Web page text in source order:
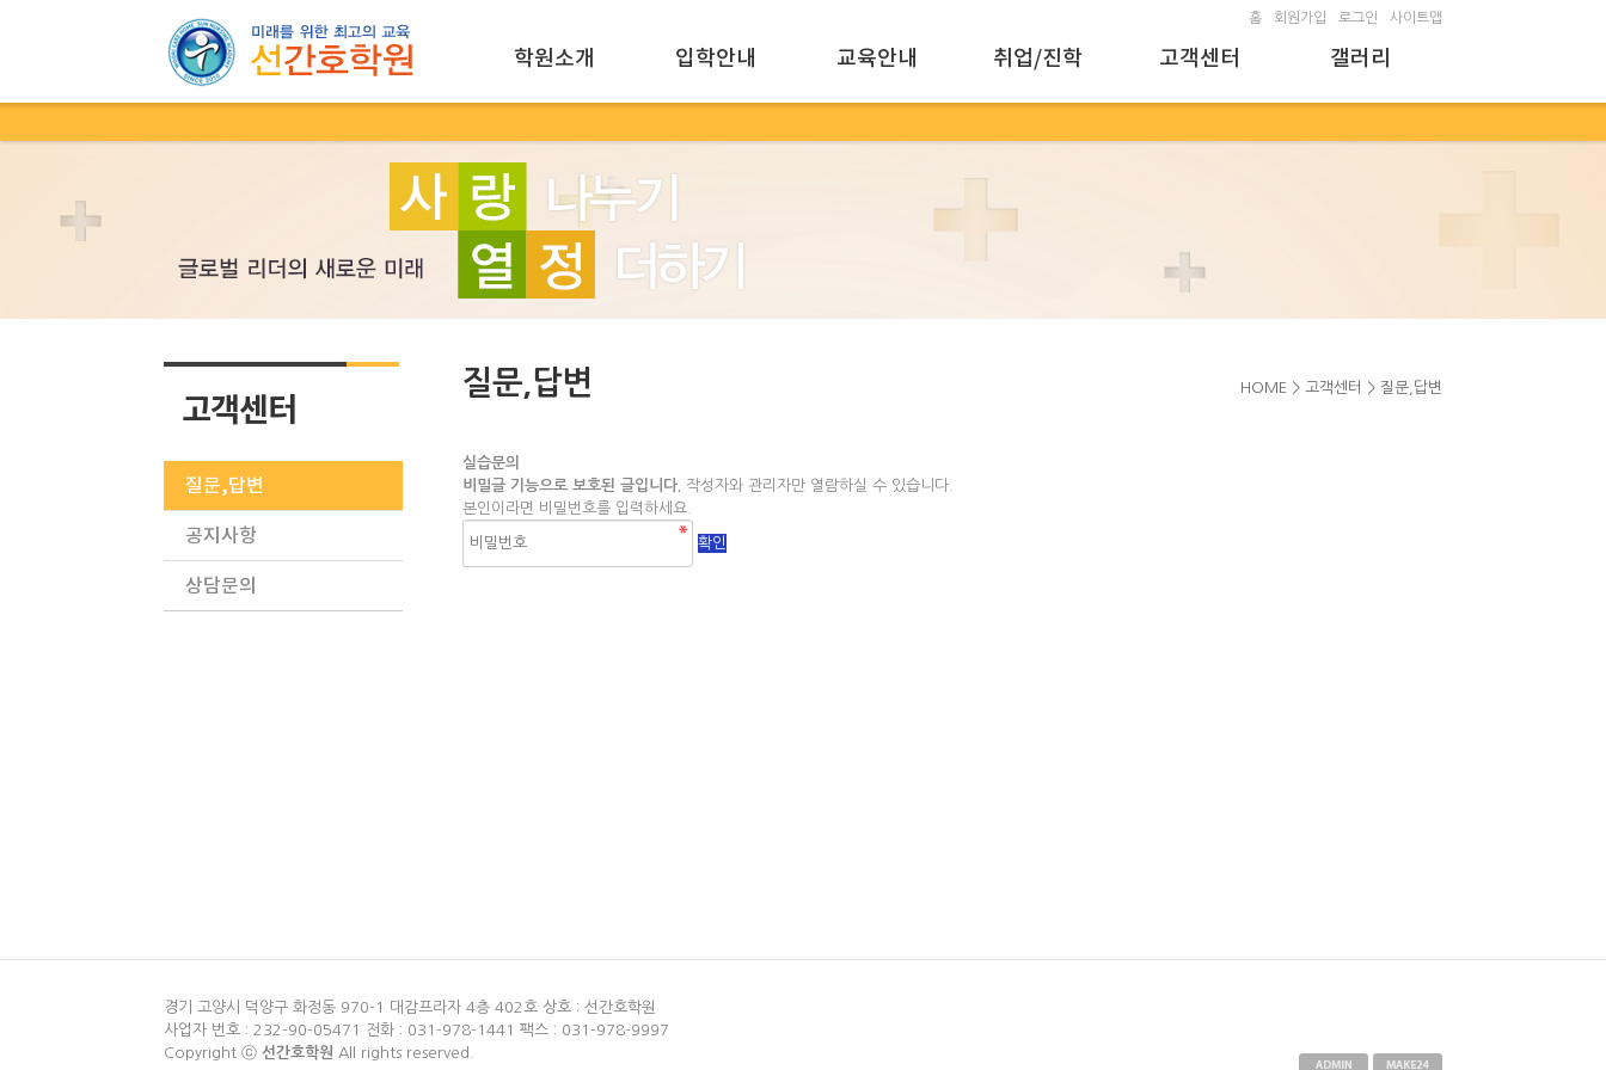
홈 회원가입 로그인 사이트맵
학원소개 입학안내 교육안내 취업/진학 고객센터 갤러리
고객센터
질문,답변
공지사항
상담문의
질문,답변 HOME > 고객센터 > 질문,답변
실습문의
비밀글 기능으로 보호된 글입니다.
작성자와 관리자만 열람하실 수 있습니다.
본인이라면 비밀번호를 입력하세요.
경기 고양시 덕양구 화정동 970-1 대감프라자 4층 402호 상호 : 선간호학원
사업자 번호 : 232-90-05471 전화 : 031-978-1441 팩스 : 031-978-9997
Copyright ⓒ 선간호학원 All rights reserved.